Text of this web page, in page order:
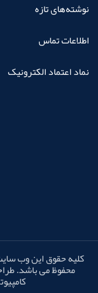
نوشته‌های تازه
اطلاعات تماس
نماد اعتماد الکترونیک
کلیه حقوق این وب
محفوظ می باشد.